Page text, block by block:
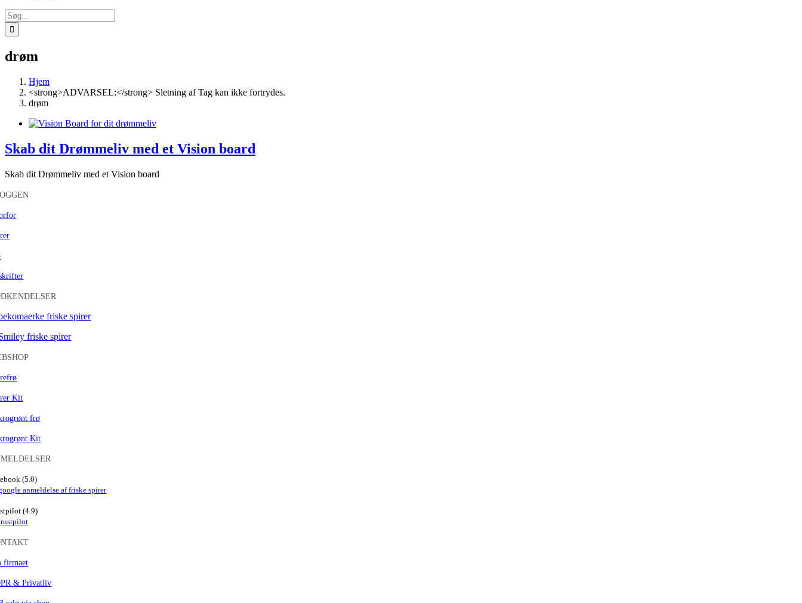
Søg
efter:
drøm
Hjem
<strong>ADVARSEL:</strong> Sletning af Tag kan ikke fortrydes.
drøm
Skab dit Drømmeliv med et Vision board
Skab dit Drømmeliv med et Vision board
Kit
frø
Kit
(5.0)
(4.9)
firmaet
& Privatliv